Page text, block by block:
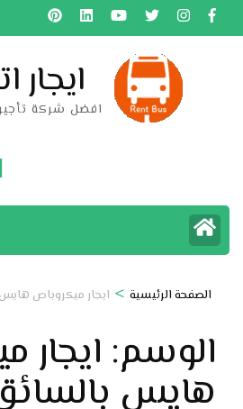
تخطى
إلى
ايجار
افضل شركة
الصفحة الرئيسية > ايجار ميكروباص
الوسم: ايجار
هايس